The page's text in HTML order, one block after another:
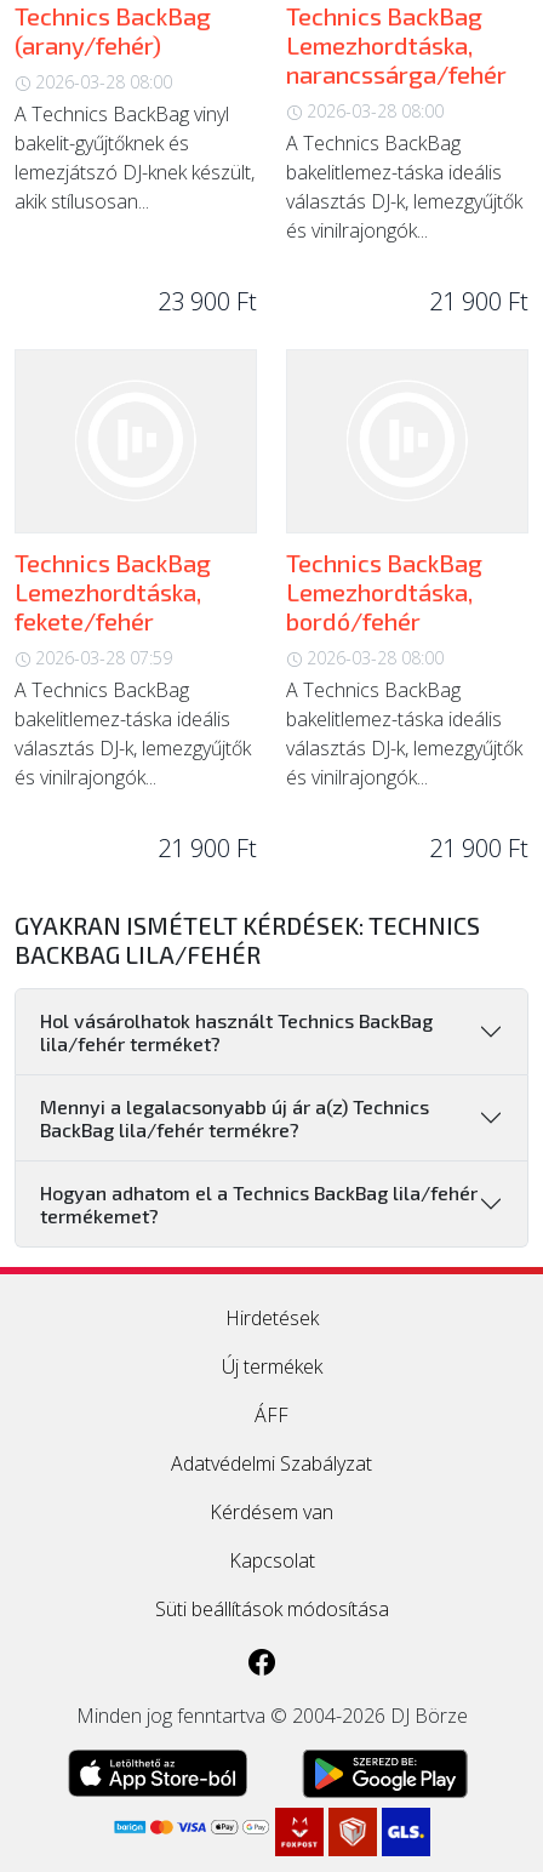
Technics BackBag
(arany/fehér)
2026-03-28 08:00
A Technics BackBag vinyl
bakelit-gyűjtőknek és
lemezjátszó DJ-knek készült,
akik stílusosan...
23 900 Ft
Technics BackBag
Lemezhordtáska,
narancssárga/fehér
2026-03-28 08:00
A Technics BackBag
bakelitlemez-táska ideális
választás DJ-k, lemezgyűjtők
és vinilrajongók...
21 900 Ft
Technics BackBag
Lemezhordtáska,
fekete/fehér
2026-03-28 07:59
A Technics BackBag
bakelitlemez-táska ideális
választás DJ-k, lemezgyűjtők
és vinilrajongók...
21 900 Ft
Technics BackBag
Lemezhordtáska,
bordó/fehér
2026-03-28 08:00
A Technics BackBag
bakelitlemez-táska ideális
választás DJ-k, lemezgyűjtők
és vinilrajongók...
21 900 Ft
GYAKRAN ISMÉTELT KÉRDÉSEK: TECHNICS
BACKBAG LILA/FEHÉR
Hol vásárolhatok használt Technics BackBag
lila/fehér terméket?
Mennyi a legalacsonyabb új ár a(z) Technics
BackBag lila/fehér termékre?
Hogyan adhatom el a Technics BackBag lila/fehér
termékemet?
Hirdetések
Új termékek
ÁFF
Adatvédelmi Szabályzat
Kérdésem van
Kapcsolat
Süti beállítások módosítása
Minden jog fenntartva © 2004-2026 DJ Börze